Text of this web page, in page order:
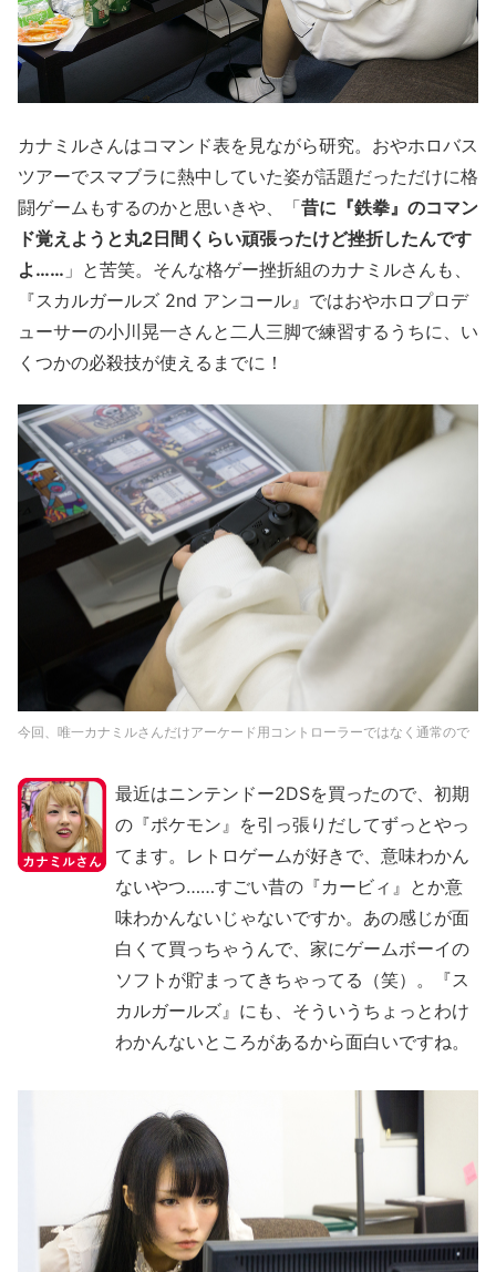
カナミルさんはコマンド表を見ながら研究。おやホロバス
ツアーでスマブラに熱中していた姿が話題だっただけに格
闘ゲームもするのかと思いきや、「昔に『鉄拳』のコマン
ド覚えようと丸2日間くらい頑張ったけど挫折したんです
よ…… 」と苦笑。そんな格ゲー挫折組のカナミルさんも、
『スカルガールズ 2nd アンコール』ではおやホロプロデ
ューサーの小川晃一さんと二人三脚で練習するうちに、い
くつかの必殺技が使えるまでに！
今回、唯一カナミルさんだけアーケード用コントローラーではなく通常ので
最近はニンテンドー2DSを買ったので、初期
の『ポケモン』を引っ張りだしてずっとやっ
てます。レトロゲームが好きで、意味わかん
ないやつ……すごい昔の『カービィ』とか意
味わかんないじゃないですか。あの感じが面
白くて買っちゃうんで、家にゲームボーイの
ソフトが貯まってきちゃってる（笑）。『ス
カルガールズ』にも、そういうちょっとわけ
わかんないところがあるから面白いですね。